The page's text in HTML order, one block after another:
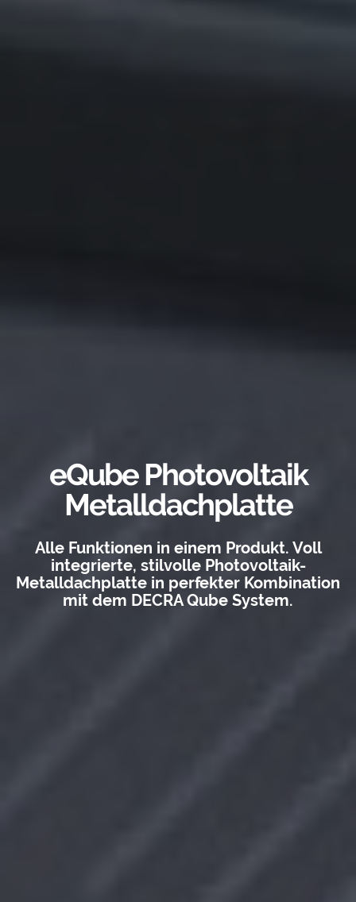
eQube Photovoltaik
Metalldachplatte
Alle Funktionen in einem Produkt. Voll
integrierte, stilvolle Photovoltaik-
Metalldachplatte in perfekter Kombination
mit dem DECRA Qube System.